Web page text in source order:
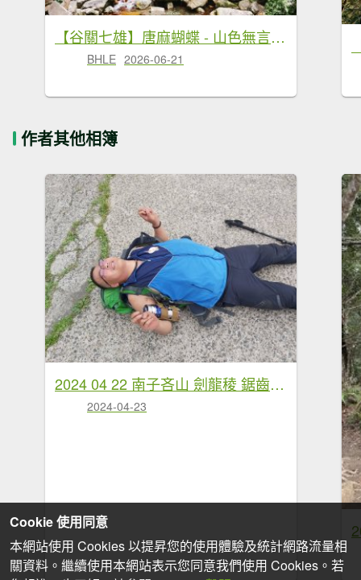
【谷關七雄】唐麻蝴蝶 - 山色無言，水自奔流
BHLE 2026-06-21
作者其他相簿
2024 04 22 南子吝山 劍龍稜 鋸齒稜 無耳茶壺山 縱走
2024-04-23
Cookie 使用同意
本網站使用 Cookies 以提昇您的使用體驗及統計網路流量相
關資料。繼續使用本網站表示您同意我們使用 Cookies。若